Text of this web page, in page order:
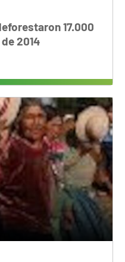
17.000
2014